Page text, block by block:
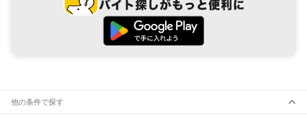
他の条件で探す